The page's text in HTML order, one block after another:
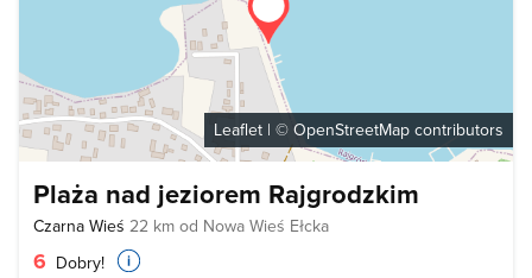
Leaflet | © OpenStreetMap contributors
Plaża nad jeziorem Rajgrodzkim
Czarna Wieś 22 km od Nowa Wieś Ełcka
6 Dobry!